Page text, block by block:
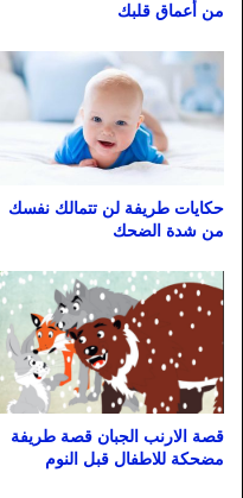
من أعماق قلبك
حكايات طريفة لن تتمالك نفسك
من شدة الضحك
قصة الارنب الجبان قصة طريفة
مضحكة للاطفال قبل النوم